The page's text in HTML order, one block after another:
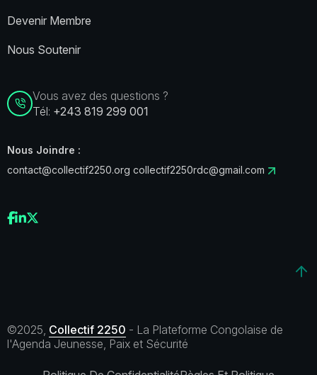
Devenir Membre
Nous Soutenir
Vous avez des questions ?
Tél: +243 819 299 001
Nous Joindre :
contact@collectif2250.org collectif2250rdc@gmail.com
©2025, Collectif 2250 - La Plateforme Congolaise de
l'Agenda Jeunesse, Paix et Sécurité